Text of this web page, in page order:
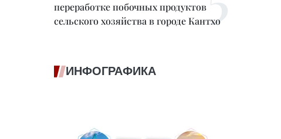
переработке побочных продуктов
сельского хозяйства в городе Кантхо
ИНФОГРАФИКА